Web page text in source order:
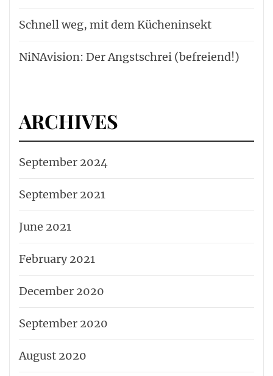
Schnell weg, mit dem Kücheninsekt
NiNAvision: Der Angstschrei (befreiend!)
ARCHIVES
September 2024
September 2021
June 2021
February 2021
December 2020
September 2020
August 2020